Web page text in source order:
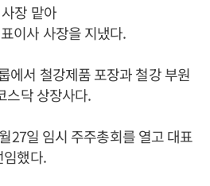
장 맡아
이사 사장을 지냈다.
에서 철강제품 포장과 철강 부원
스닥 상장사다.
27일 임시 주주총회를 열고 대표
임했다.